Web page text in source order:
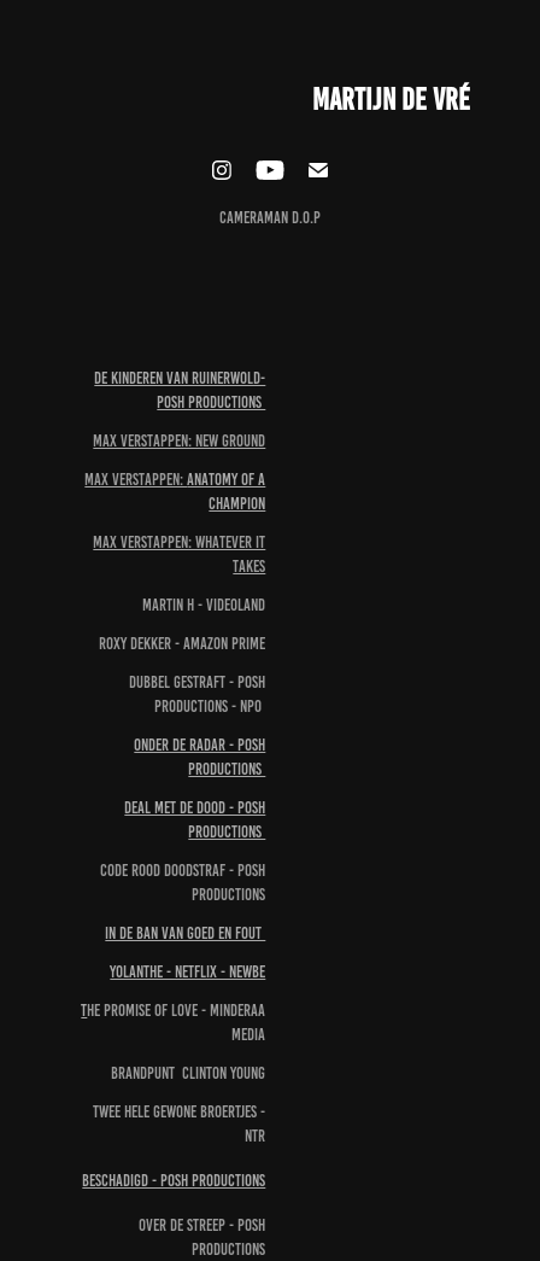
Martijn de Vré
Cameraman D.O.P
DE kinderen van Ruinerwold-
Posh Productions
MAX Verstappen: New ground
MAX Verstappen:Anatomy of a
Champion
MAX Verstappen: Whatever it
takes
Martin H - Videoland
Roxy Dekker - Amazon Prime
Dubbel gestraft - Posh
Productions - NPO
Onder de radar - Posh
Productions
Deal met de Dood - Posh
Productions
Code rood Doodstraf - Posh
Productions
In de ban van Goed en Fout
Yolanthe - Netflix - NewBe
The Promise of love - Minderaa
Media
Brandpunt Clinton Young
Twee hele gewone broertjes -
NTR
Beschadigd - Posh Productions
Over de streep - Posh
Productions